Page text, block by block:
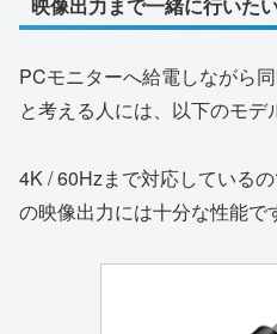
PCモニターへ給電しながら
と考える人には、以下のモデ
4K / 60Hzまで対応している
の映像出力には十分な性能で